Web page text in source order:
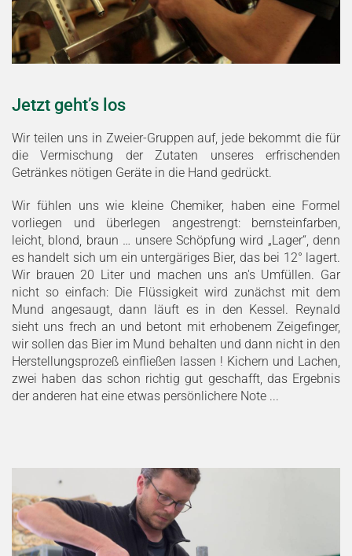
Jetzt geht’s los
Wir teilen uns in Zweier-Gruppen auf, jede bekommt die für
die Vermischung der Zutaten unseres erfrischenden
Getränkes nötigen Geräte in die Hand gedrückt.
Wir fühlen uns wie kleine Chemiker, haben eine Formel
vorliegen und überlegen angestrengt: bernsteinfarben,
leicht, blond, braun … unsere Schöpfung wird „Lager“, denn
es handelt sich um ein untergäriges Bier, das bei 12° lagert.
Wir brauen 20 Liter und machen uns an's Umfüllen. Gar
nicht so einfach: Die Flüssigkeit wird zunächst mit dem
Mund angesaugt, dann läuft es in den Kessel. Reynald
sieht uns frech an und betont mit erhobenem Zeigefinger,
wir sollen das Bier im Mund behalten und dann nicht in den
Herstellungsprozeß einfließen lassen ! Kichern und Lachen,
zwei haben das schon richtig gut geschafft, das Ergebnis
der anderen hat eine etwas persönlichere Note ...